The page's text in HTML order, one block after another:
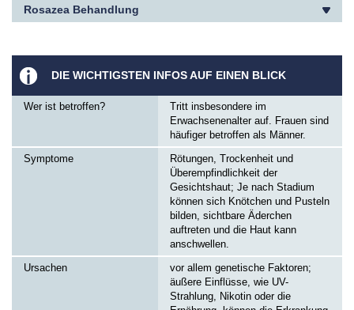
Rosazea Behandlung
DIE WICHTIGSTEN INFOS AUF EINEN BLICK
Wer ist betroffen?
Tritt insbesondere im
Erwachsenenalter auf. Frauen sind
häufiger betroffen als Männer.
Symptome
Rötungen, Trockenheit und
Überempfindlichkeit der
Gesichtshaut; Je nach Stadium
können sich Knötchen und Pusteln
bilden, sichtbare Äderchen
auftreten und die Haut kann
anschwellen.
Ursachen
vor allem genetische Faktoren;
äußere Einflüsse, wie UV-
Strahlung, Nikotin oder die